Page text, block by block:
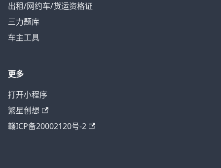
出租/网约车/货运资格证
三力题库
车主工具
更多
打开小程序
繁星创想
赣ICP备20002120号-2